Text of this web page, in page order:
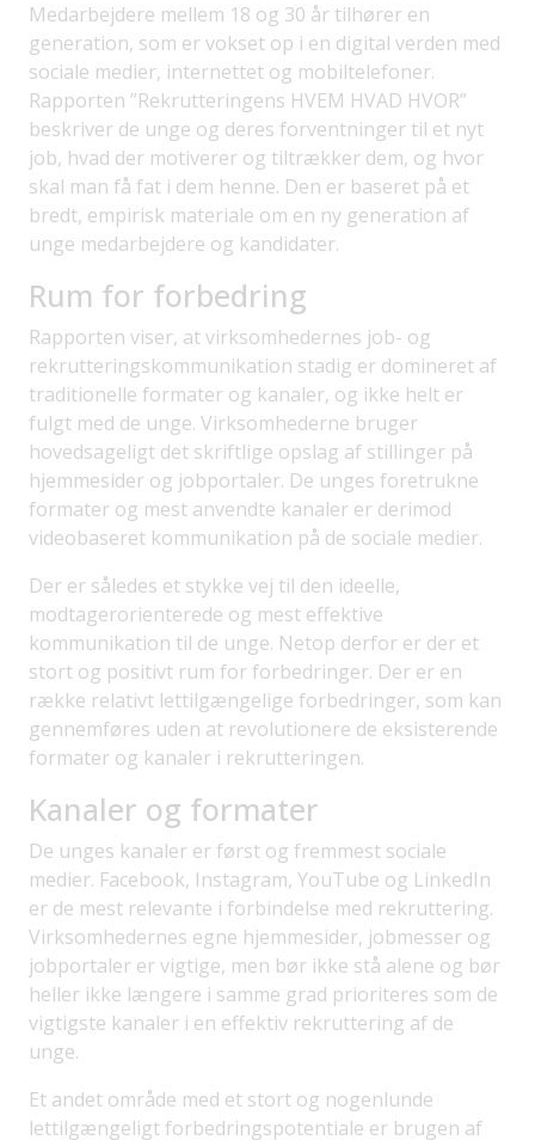
Medarbejdere mellem 18 og 30 år tilhører en
generation, som er vokset op i en digital verden med
sociale medier, internettet og mobiltelefoner.
Rapporten ”Rekrutteringens HVEM HVAD HVOR”
beskriver de unge og deres forventninger til et nyt
job, hvad der motiverer og tiltrækker dem, og hvor
skal man få fat i dem henne. Den er baseret på et
bredt, empirisk materiale om en ny generation af
unge medarbejdere og kandidater.
Rum for forbedring
Rapporten viser, at virksomhedernes job- og
rekrutteringskommunikation stadig er domineret af
traditionelle formater og kanaler, og ikke helt er
fulgt med de unge. Virksomhederne bruger
hovedsageligt det skriftlige opslag af stillinger på
hjemmesider og jobportaler. De unges foretrukne
formater og mest anvendte kanaler er derimod
videobaseret kommunikation på de sociale medier.
Der er således et stykke vej til den ideelle,
modtagerorienterede og mest effektive
kommunikation til de unge. Netop derfor er der et
stort og positivt rum for forbedringer. Der er en
række relativt lettilgængelige forbedringer, som kan
gennemføres uden at revolutionere de eksisterende
formater og kanaler i rekrutteringen.
Kanaler og formater
De unges kanaler er først og fremmest sociale
medier. Facebook, Instagram, YouTube og LinkedIn
er de mest relevante i forbindelse med rekruttering.
Virksomhedernes egne hjemmesider, jobmesser og
jobportaler er vigtige, men bør ikke stå alene og bør
heller ikke længere i samme grad prioriteres som de
vigtigste kanaler i en effektiv rekruttering af de
unge.
Et andet område med et stort og nogenlunde
lettilgængeligt forbedringspotentiale er brugen af